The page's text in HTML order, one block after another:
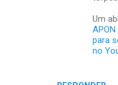
Um
para
no